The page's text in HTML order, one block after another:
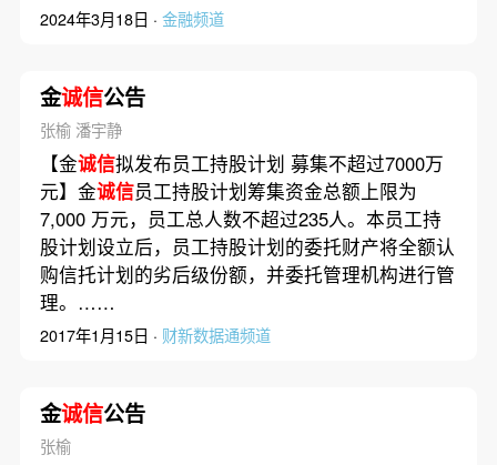
2024年3月18日 · 金融频道
金诚信公告
张榆 潘宇静
【金诚信拟发布员工持股计划 募集不超过7000万
元】金诚信员工持股计划筹集资金总额上限为
7,000 万元，员工总人数不超过235人。本员工持
股计划设立后，员工持股计划的委托财产将全额认
购信托计划的劣后级份额，并委托管理机构进行管
理。……
2017年1月15日 · 财新数据通频道
金诚信公告
张榆